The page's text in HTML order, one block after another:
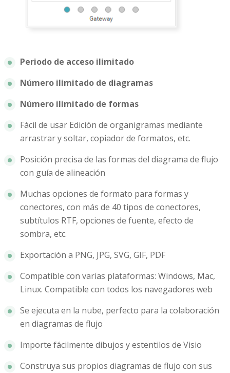
Periodo de acceso ilimitado
Número ilimitado de diagramas
Número ilimitado de formas
Fácil de usar Edición de organigramas mediante
arrastrar y soltar, copiador de formatos, etc.
Posición precisa de las formas del diagrama de flujo
con guía de alineación
Muchas opciones de formato para formas y
conectores, con más de 40 tipos de conectores,
subtítulos RTF, opciones de fuente, efecto de
sombra, etc.
Exportación a PNG, JPG, SVG, GIF, PDF
Compatible con varias plataformas: Windows, Mac,
Linux. Compatible con todos los navegadores web
Se ejecuta en la nube, perfecto para la colaboración
en diagramas de flujo
Importe fácilmente dibujos y estentilos de Visio
Construya sus propios diagramas de flujo con sus